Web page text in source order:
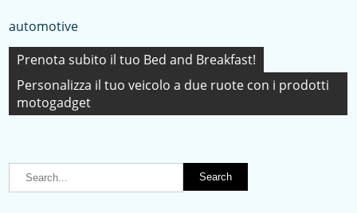
automotive
Navigazione
articoli
Prenota subito il tuo Bed and Breakfast!
Personalizza il tuo veicolo a due ruote con i prodotti
motogadget